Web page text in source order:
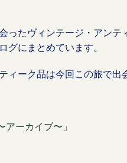
ったヴィンテージ・アンテ
グにまとめています。
ィーク品は今回この旅で出
アーカイブ〜 」